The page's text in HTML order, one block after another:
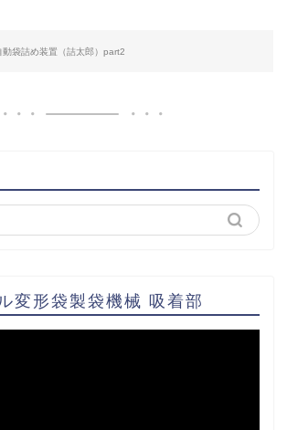
動袋詰め装置（詰太郎）part2
変形袋製袋機械 吸着部